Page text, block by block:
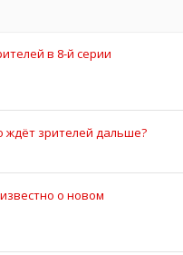
в 8-й серии
ждёт зрителей дальше?
о новом